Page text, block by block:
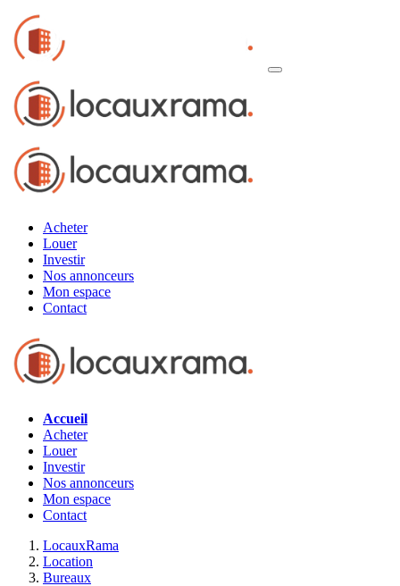
Acheter
Louer
Investir
Nos annonceurs
Mon espace
Contact
Accueil
Acheter
Louer
Investir
Nos annonceurs
Mon espace
Contact
LocauxRama
Location
Bureaux